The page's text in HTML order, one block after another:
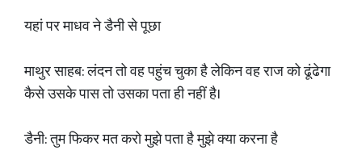
यहां पर माधव ने डैनी से पूछा
माथुर साहब: लंदन तो वह पहुंच चुका है लेकिन वह राज को ढूंढेगा
कैसे उसके पास तो उसका पता ही नहीं है।
डैनी: तुम फिकर मत करो मुझे पता है मुझे क्या करना है